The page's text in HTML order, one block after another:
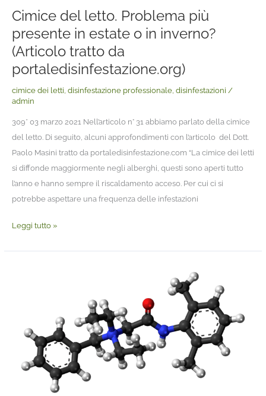
Cimice del letto. Problema più
presente in estate o in inverno?
(Articolo tratto da
portaledisinfestazione.org)
cimice dei letti, disinfestazione professionale, disinfestazioni /
admin
309* 03 marzo 2021 Nell’articolo n° 31 abbiamo parlato della cimice
del letto. Di seguito, alcuni approfondimenti con l’articolo del Dott.
Paolo Masini tratto da portaledisinfestazione.com “La cimice dei letti
si diffonde maggiormente negli alberghi, questi sono aperti tutto
l’anno e hanno sempre il riscaldamento acceso. Per cui ci si
potrebbe aspettare una frequenza delle infestazioni
Leggi tutto »
derattizzazioni
professionali